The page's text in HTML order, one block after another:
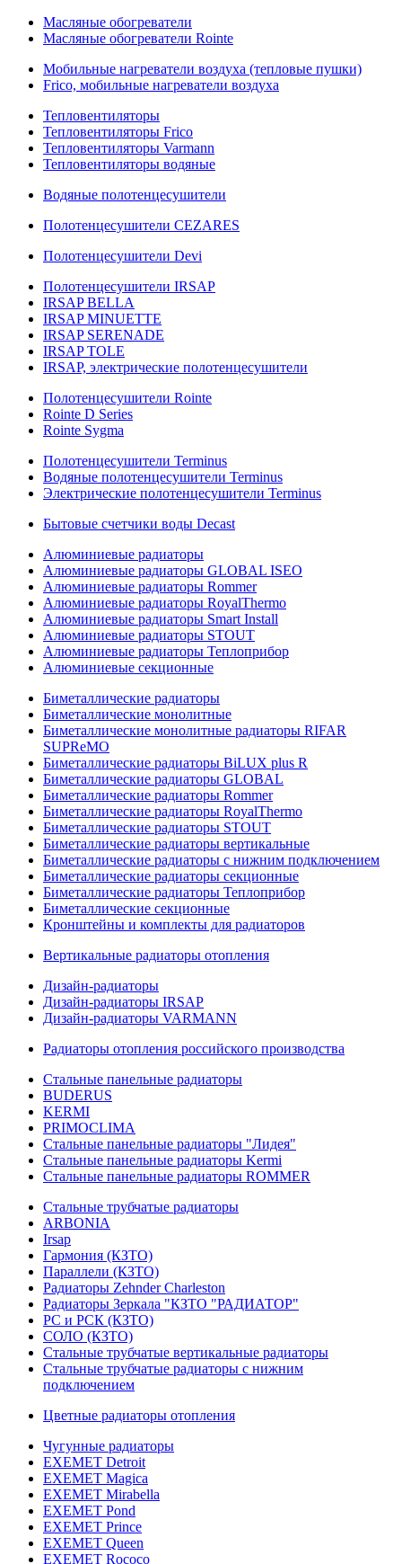
Масляные обогреватели
Масляные обогреватели Rointe
Мобильные нагреватели воздуха (тепловые пушки)
Frico, мобильные нагреватели воздуха
Тепловентиляторы
Тепловентиляторы Frico
Тепловентиляторы Varmann
Тепловентиляторы водяные
Водяные полотенцесушители
Полотенцесушители CEZARES
Полотенцесушители Devi
Полотенцесушители IRSAP
IRSAP BELLA
IRSAP MINUETTE
IRSAP SERENADE
IRSAP TOLE
IRSAP, электрические полотенцесушители
Полотенцесушители Rointe
Rointe D Series
Rointe Sygma
Полотенцесушители Terminus
Водяные полотенцесушители Terminus
Электрические полотенцесушители Terminus
Бытовые счетчики воды Decast
Алюминиевые радиаторы
Алюминиевые радиаторы GLOBAL ISEO
Алюминиевые радиаторы Rommer
Алюминиевые радиаторы RoyalThermo
Алюминиевые радиаторы Smart Install
Алюминиевые радиаторы STOUT
Алюминиевые радиаторы Теплоприбор
Алюминиевые секционные
Биметаллические радиаторы
Биметаллические монолитные
Биметаллические монолитные радиаторы RIFAR
SUPReMO
Биметаллические радиаторы BiLUX plus R
Биметаллические радиаторы GLOBAL
Биметаллические радиаторы Rommer
Биметаллические радиаторы RoyalThermo
Биметаллические радиаторы STOUT
Биметаллические радиаторы вертикальные
Биметаллические радиаторы с нижним подключением
Биметаллические радиаторы секционные
Биметаллические радиаторы Теплоприбор
Биметаллические секционные
Кронштейны и комплекты для радиаторов
Вертикальные радиаторы отопления
Дизайн-радиаторы
Дизайн-радиаторы IRSAP
Дизайн-радиаторы VARMANN
Радиаторы отопления российского производства
Стальные панельные радиаторы
BUDERUS
KERMI
PRIMOCLIMA
Стальные панельные радиаторы "Лидея"
Стальные панельные радиаторы Kermi
Стальные панельные радиаторы ROMMER
Стальные трубчатые радиаторы
ARBONIA
Irsap
Гармония (КЗТО)
Параллели (КЗТО)
Радиаторы Zehnder Charleston
Радиаторы Зеркала "КЗТО "РАДИАТОР"
РС и РСК (КЗТО)
СОЛО (КЗТО)
Стальные трубчатые вертикальные радиаторы
Стальные трубчатые радиаторы с нижним
подключением
Цветные радиаторы отопления
Чугунные радиаторы
EXEMET Detroit
EXEMET Magica
EXEMET Mirabella
EXEMET Pond
EXEMET Prince
EXEMET Queen
EXEMET Rococo